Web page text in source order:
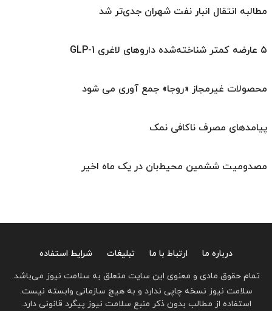
مطالبه انتقال انبار نفت شهران جدی‌تر شد
۵ عارضه کمتر شناخته‌شده داروهای لاغری GLP-1
محصولات غیرمجاز «روجا» جمع آوری می شود
پیامدهای مصرف ناکافی نمک
مصدومیت ششمین محیط‌بان در یک ماه اخیر
درباره ما ارتباط با ما تبلیغات
شرایط استفاده
تمام حقوق مادی و معنوی این سایت متعلق به سلامت نیوز می‌باشد.
سلامت نیوز نسخه چاپی ندارد و به هیچ سازمانی وابسته نیست.
استفاده از مطالب بدون ذکر منبع سلامت نیوز پیگرد قانونی دارد.